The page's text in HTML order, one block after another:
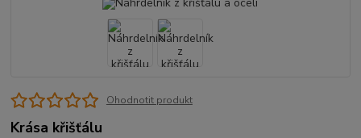
Ohodnotit produkt
Krása křišťálu